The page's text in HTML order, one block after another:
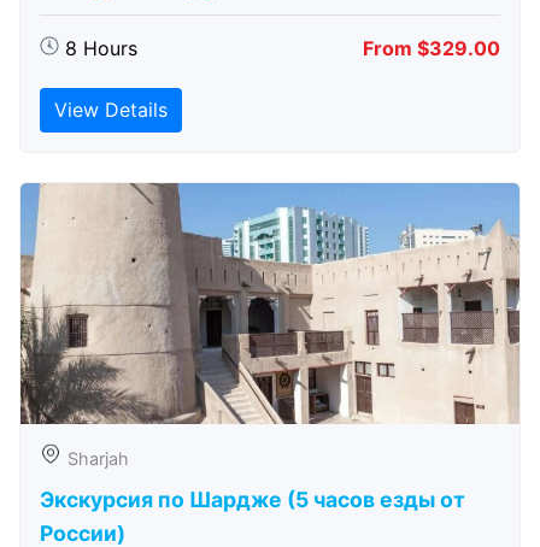
8 Hours From $329.00
View Details
Sharjah
Экскурсия по Шардже (5 часов езды от
России)